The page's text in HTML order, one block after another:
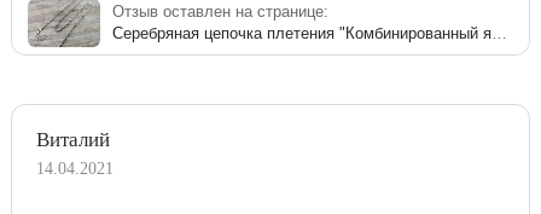
Отзыв оставлен на странице:
Виталий
14.04.2021